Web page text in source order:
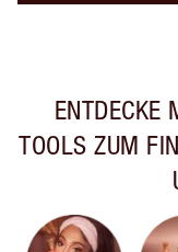
ENTDECKE
TOOLS ZUM